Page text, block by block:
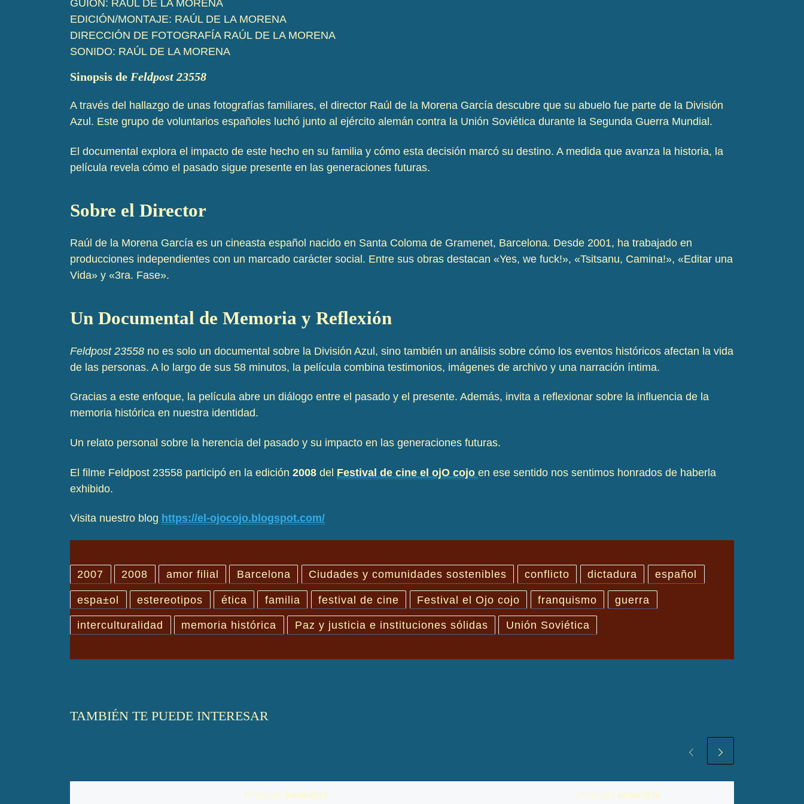
GUIÓN: RAÚL DE LA MORENA
EDICIÓN/MONTAJE: RAÚL DE LA MORENA
DIRECCIÓN DE FOTOGRAFÍA RAÚL DE LA MORENA
SONIDO: RAÚL DE LA MORENA
Sinopsis de Feldpost 23558
A través del hallazgo de unas fotografías familiares, el director Raúl de la Morena García descubre que su abuelo fue parte de la División
Azul. Este grupo de voluntarios españoles luchó junto al ejército alemán contra la Unión Soviética durante la Segunda Guerra Mundial.
El documental explora el impacto de este hecho en su familia y cómo esta decisión marcó su destino. A medida que avanza la historia, la
película revela cómo el pasado sigue presente en las generaciones futuras.
Sobre el Director
Raúl de la Morena García es un cineasta español nacido en Santa Coloma de Gramenet, Barcelona. Desde 2001, ha trabajado en
producciones independientes con un marcado carácter social. Entre sus obras destacan «Yes, we fuck!», «Tsitsanu, Camina!», «Editar una
Vida» y «3ra. Fase».
Un Documental de Memoria y Reflexión
Feldpost 23558 no es solo un documental sobre la División Azul, sino también un análisis sobre cómo los eventos históricos afectan la vida
de las personas. A lo largo de sus 58 minutos, la película combina testimonios, imágenes de archivo y una narración íntima.
Gracias a este enfoque, la película abre un diálogo entre el pasado y el presente. Además, invita a reflexionar sobre la influencia de la
memoria histórica en nuestra identidad.
Un relato personal sobre la herencia del pasado y su impacto en las generaciones futuras.
El filme Feldpost 23558 participó en la edición 2008 del Festival de cine el ojO cojo en ese sentido nos sentimos honrados de haberla
exhibido.
Visita nuestro blog https://el-ojocojo.blogspot.com/
2007 2008 amor filial Barcelona Ciudades y comunidades sostenibles conflicto dictadura español
espa±ol estereotipos ética familia festival de cine Festival el Ojo cojo franquismo guerra
interculturalidad memoria histórica Paz y justicia e instituciones sólidas Unión Soviética
TAMBIÉN TE PUEDE INTERESAR
Publicada 09/09/2019 Publicada 08/04/2020